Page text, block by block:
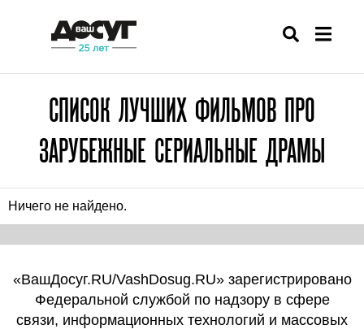
СПИСОК ЛУЧШИХ ФИЛЬМОВ ПРО
ЗАРУБЕЖНЫЕ СЕРИАЛЬНЫЕ ДРАМЫ
Ничего не найдено.
«ВашДосуг.RU/VashDosug.RU» зарегистрировано
Федеральной службой по надзору в сфере
связи, информационных технологий и массовых